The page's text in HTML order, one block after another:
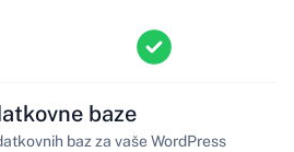
baze
baz za vaše WordPress